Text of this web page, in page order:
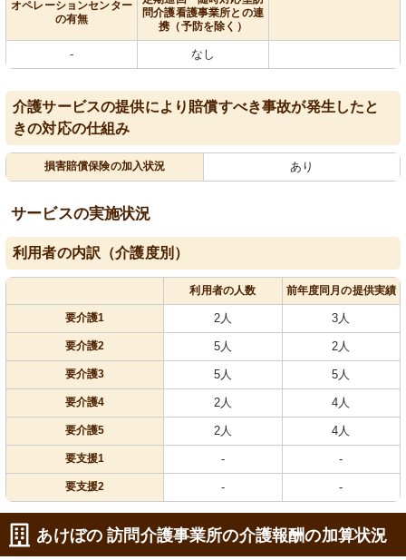
オペレーションセンター
の有無
問介護看護事業所との連
携（予防を除く）
- なし
介護サービスの提供により賠償すべき事故が発生したと
きの対応の仕組み
損害賠償保険の加入状況 あり
サービスの実施状況
利用者の内訳（介護度別）
利用者の人数 前年度同月の提供実績
要介護1 2人 3人
要介護2 5人 2人
要介護3 5人 5人
要介護4 2人 4人
要介護5 2人 4人
要支援1 - -
要支援2 - -
あけぼの 訪問介護事業所の介護報酬の加算状況